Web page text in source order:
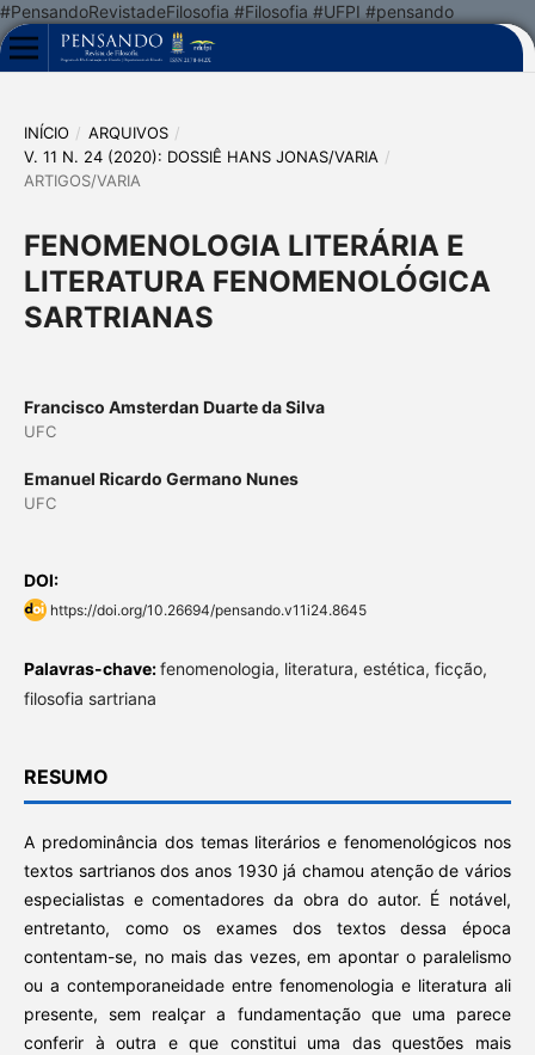
#PensandoRevistadeFilosofia #Filosofia #UFPI #pensando
INÍCIO / ARQUIVOS /
V. 11 N. 24 (2020): DOSSIÊ HANS JONAS/VARIA /
ARTIGOS/VARIA
FENOMENOLOGIA LITERÁRIA E
LITERATURA FENOMENOLÓGICA
SARTRIANAS
Francisco Amsterdan Duarte da Silva
UFC
Emanuel Ricardo Germano Nunes
UFC
DOI:
https://doi.org/10.26694/pensando.v11i24.8645
Palavras-chave:fenomenologia, literatura, estética, ficção,
filosofia sartriana
RESUMO
A predominância dos temas literários e fenomenológicos nos
textos sartrianos dos anos 1930 já chamou atenção de vários
especialistas e comentadores da obra do autor. É notável,
entretanto, como os exames dos textos dessa época
contentam-se, no mais das vezes, em apontar o paralelismo
ou a contemporaneidade entre fenomenologia e literatura ali
presente, sem realçar a fundamentação que uma parece
conferir à outra e que constitui uma das questões mais